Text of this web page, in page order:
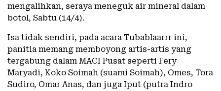
mengalihkan, seraya meneguk air mineral dalam
botol, Sabtu (14/4).
Isa tidak sendiri, pada acara Tubablaarrr ini,
panitia memang memboyong artis-artis yang
tergabung dalam MACI Pusat seperti Fery
Maryadi, Koko Soimah (suami Soimah), Omes, Tora
Sudiro, Omar Anas, dan juga Iput (putra Indro